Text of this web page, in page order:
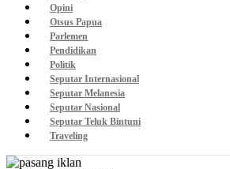
Opini
Otsus Papua
Parlemen
Pendidikan
Politik
Seputar Internasional
Seputar Melanesia
Seputar Nasional
Seputar Teluk Bintuni
Traveling